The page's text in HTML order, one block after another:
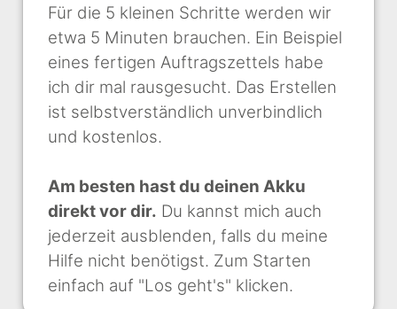
Für die 5 kleinen Schritte werden wir
etwa 5 Minuten brauchen. Ein Beispiel
eines fertigen Auftragszettels habe
ich dir mal rausgesucht. Das Erstellen
ist selbstverständlich unverbindlich
und kostenlos.
Am besten hast du deinen Akku
direkt vor dir. Du kannst mich auch
jederzeit ausblenden, falls du meine
Hilfe nicht benötigst. Zum Starten
einfach auf "Los geht's" klicken.